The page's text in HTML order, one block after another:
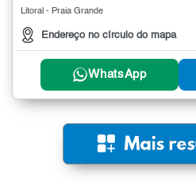
Litoral - Praia Grande
Endereço no círculo do mapa
WhatsApp